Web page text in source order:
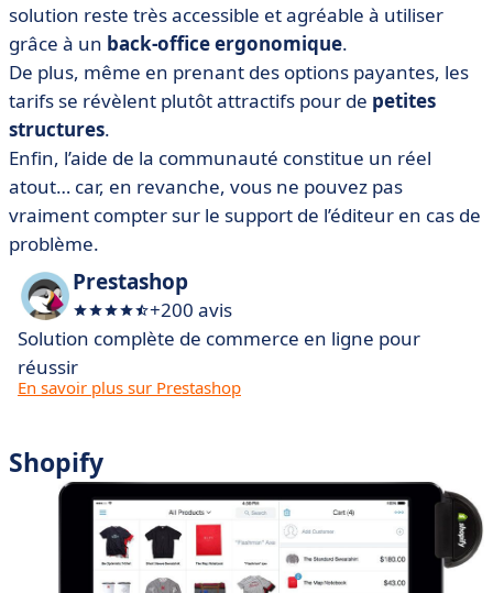
solution reste très accessible et agréable à utiliser
grâce à un back-office ergonomique.
De plus, même en prenant des options payantes, les
tarifs se révèlent plutôt attractifs pour de petites
structures.
Enfin, l’aide de la communauté constitue un réel
atout… car, en revanche, vous ne pouvez pas
vraiment compter sur le support de l’éditeur en cas de
problème.
Prestashop
+200 avis
Solution complète de commerce en ligne pour
réussir
En savoir plus sur Prestashop
Shopify